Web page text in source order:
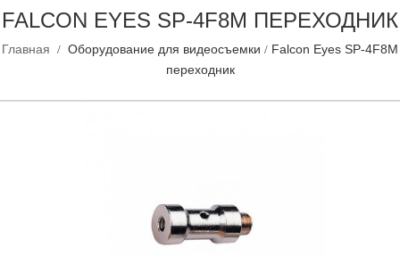
FALCON EYES SP-4F8M ПЕРЕХОДНИК
Главная Оборудование для видеосъемки
Falcon Eyes SP-4F8M
переходник